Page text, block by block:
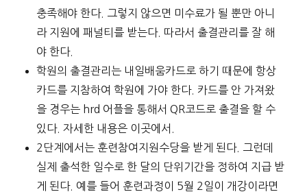
충족해야 한다. 그렇지 않으면 미수료가 될 뿐만 아니
라 지원에 패널티를 받는다. 따라서 출결관리를 잘 해
야 한다.
학원의 출결관리는 내일배움카드로 하기 때문에 항상
카드를 지참하여 학원에 가야 한다. 카드를 안 가져왔
을 경우는 hrd 어플을 통해서 QR코드로 출결을 할 수
있다. 자세한 내용은 이곳에서.
2단계에서는 훈련참여지원수당을 받게 된다. 그런데
실제 출석한 일수로 한 달의 단위기간을 정하여 지급 받
게 된다. 예를 들어 훈련과정이 5월 2일이 개강이라면